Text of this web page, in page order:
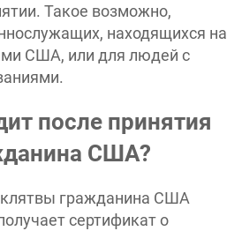
Такое возможно,
находящихся на
США, или для людей с
после принятия
США?
гражданина США
сертификат о